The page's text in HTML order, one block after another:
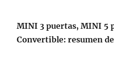
MINI 3 puertas, MINI 5
Convertible: resumen